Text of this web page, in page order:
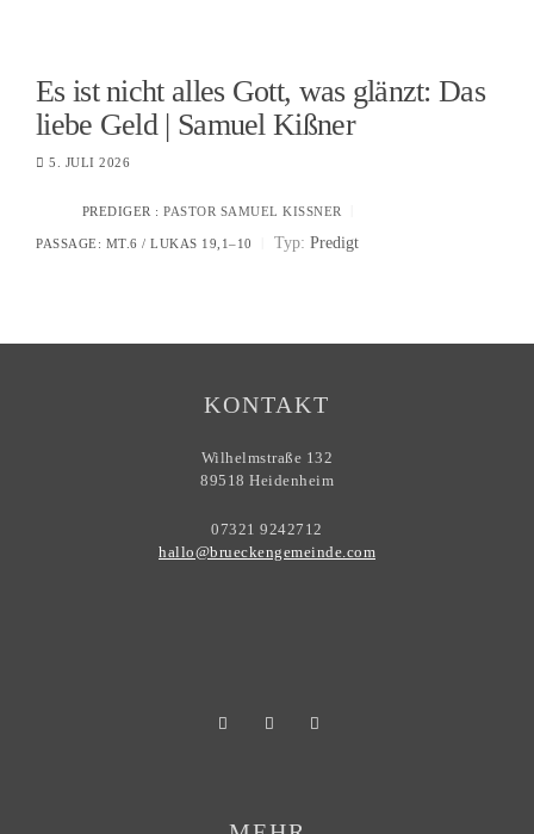
Es ist nicht alles Gott, was glänzt: Das
liebe Geld | Samuel Kißner
5. JULI 2026
PREDIGER : PASTOR SAMUEL KISSNER
PASSAGE: MT.6 / LUKAS 19,1–10 Typ: Predigt
KONTAKT
Wilhelmstraße 132
89518 Heidenheim
07321 9242712
hallo@brueckengemeinde.com